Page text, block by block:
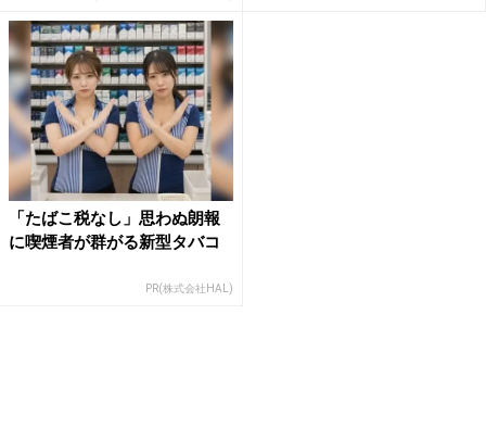
「たばこ税なし」思わぬ朗報
に喫煙者が群がる新型タバコ
PR(株式会社HAL)